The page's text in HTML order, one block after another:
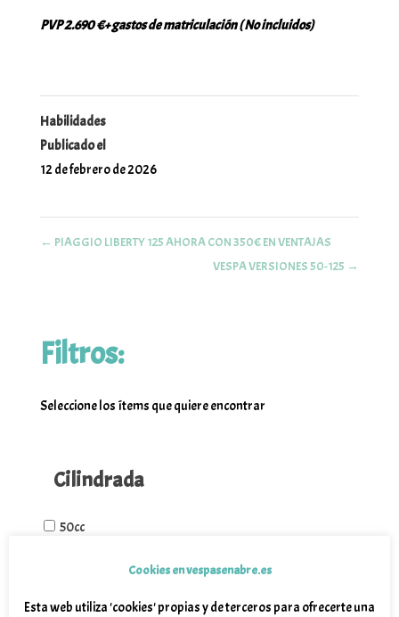
PVP 2.690 €+ gastos de matriculación ( No incluidos)
Habilidades
Publicado el
12 de febrero de 2026
← PIAGGIO LIBERTY 125 AHORA CON 350€ EN VENTAJAS
VESPA VERSIONES 50-125 →
Filtros:
Seleccione los ítems que quiere encontrar
Cilindrada
50cc
400cc
Cookies en vespasenabre.es
Esta web utiliza 'cookies' propias y de terceros para ofrecerte una